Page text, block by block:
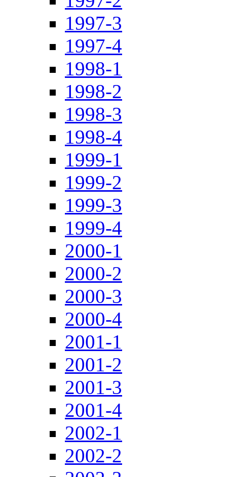
1997-3
1997-4
1998-1
1998-2
1998-3
1998-4
1999-1
1999-2
1999-3
1999-4
2000-1
2000-2
2000-3
2000-4
2001-1
2001-2
2001-3
2001-4
2002-1
2002-2